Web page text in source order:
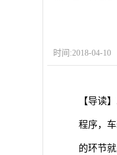
时间:2018-04-10
【导读
程序，
的环节